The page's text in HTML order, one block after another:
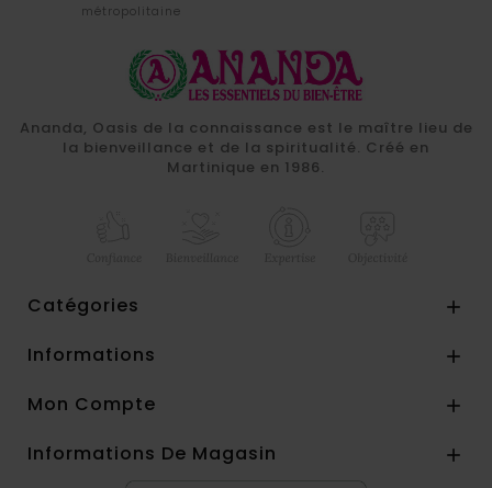
métropolitaine
Ananda, Oasis de la connaissance est le maître lieu de
la bienveillance et de la spiritualité. Créé en
Martinique en 1986.
Catégories 
Informations 
Mon Compte 
Informations De Magasin 